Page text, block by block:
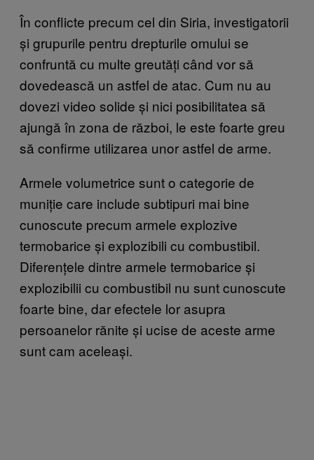
În conflicte precum cel din Siria, investigatorii
și grupurile pentru drepturile omului se
confruntă cu multe greutăți când vor să
dovedească un astfel de atac. Cum nu au
dovezi video solide și nici posibilitatea să
ajungă în zona de război, le este foarte greu
să confirme utilizarea unor astfel de arme.
Armele volumetrice sunt o categorie de
muniție care include subtipuri mai bine
cunoscute precum armele explozive
termobarice și explozibili cu combustibil.
Diferențele dintre armele termobarice și
explozibilii cu combustibil nu sunt cunoscute
foarte bine, dar efectele lor asupra
persoanelor rănite și ucise de aceste arme
sunt cam aceleași.